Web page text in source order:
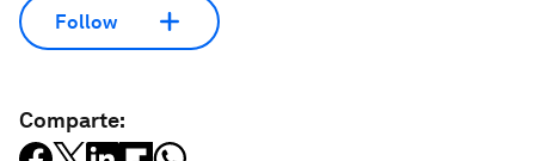
Follow
Comparte: